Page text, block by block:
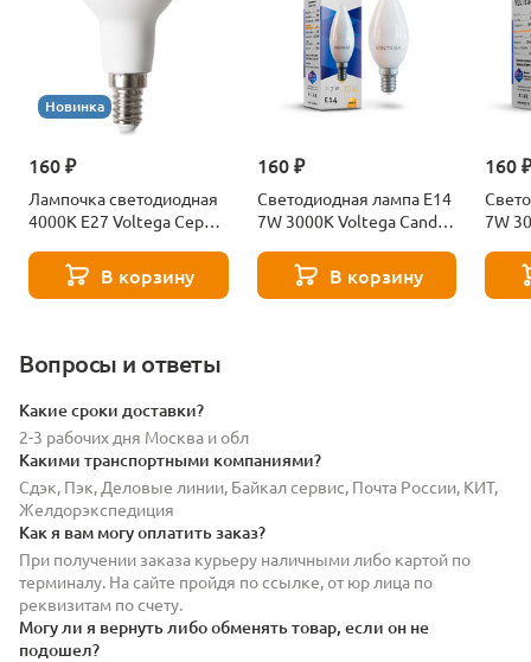
Новинка
160 ₽
Лампочка светодиодная
4000К Е27 Voltega Серия
В корзину
160 ₽
Светодиодная лампа E14
7W 3000K Voltega Candle
В корзину
160
7W
Вопросы и ответы
Какие сроки доставки?
2-3 рабочих дня Москва и обл
Какими транспортными компаниями?
Сдэк, Пэк, Деловые линии, Байкал сервис, Почта России, КИТ,
Желдорэкспедиция
Как я вам могу оплатить заказ?
При получении заказа курьеру наличными либо картой по
терминалу. На сайте пройдя по ссылке, от юр лица по
реквизитам по счету.
Могу ли я вернуть либо обменять товар, если он не
подошел?